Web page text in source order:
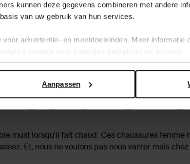
kunnen deze gegevens combineren met andere
van uw gebruik van hun services.
advertentie- en meetdoeleinden. Meer informatie
Aanpassen
de 14 jours Service
chez
must lorsqu'il fait chaud. Ces chaussures femme
Et, nous ne voulons pas nous vanter mais